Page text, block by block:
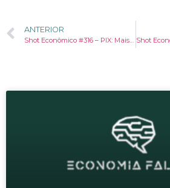
ANTERIOR
Shot Econômico #316 – PIX: Mais importante que o Bolsa Família? A afirmação que vai te fazer pensar.